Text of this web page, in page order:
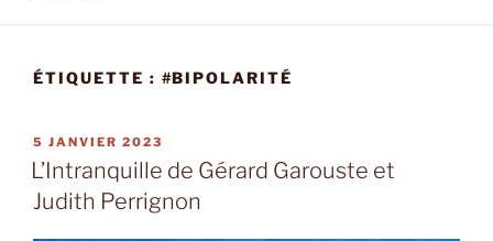
ÉTIQUETTE : #BIPOLARITÉ
PUBLIÉ
LE
5 JANVIER 2023
L’Intranquille de Gérard Garouste et
Judith Perrignon